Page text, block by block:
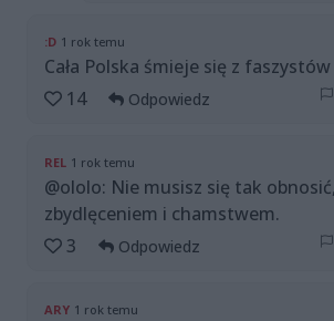
:D 1 rok temu
Cała Polska śmieje się z
14
Odpowiedz
REL 1 rok temu
@ololo: Nie musisz się tak
zbydlęceniem i chamstwem.
3
Odpowiedz
ARY 1 rok temu